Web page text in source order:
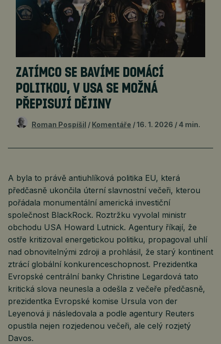
ZATÍMCO SE BAVÍME DOMÁCÍ
POLITKOU, V USA SE MOŽNÁ
PŘEPISUJÍ DĚJINY
Roman Pospíšil Komentáře 16. 1. 2026 4 min.
A byla to právě antiuhlíková politika EU, která
předčasně ukončila úterní slavnostní večeři, kterou
pořádala monumentální americká investiční
společnost BlackRock. Roztržku vyvolal ministr
obchodu USA Howard Lutnick. Agentury říkají, že
ostře kritizoval energetickou politiku, propagoval uhlí
nad obnovitelnými zdroji a prohlásil, že starý kontinent
ztrácí globální konkurenceschopnost. Prezidentka
Evropské centrální banky Christine Legardová tato
kritická slova neunesla a odešla z večeře předčasně,
prezidentka Evropské komise Ursula von der
Leyenová ji následovala a podle agentury Reuters
opustila nejen rozjedenou večeři, ale celý rozjetý
Davos.